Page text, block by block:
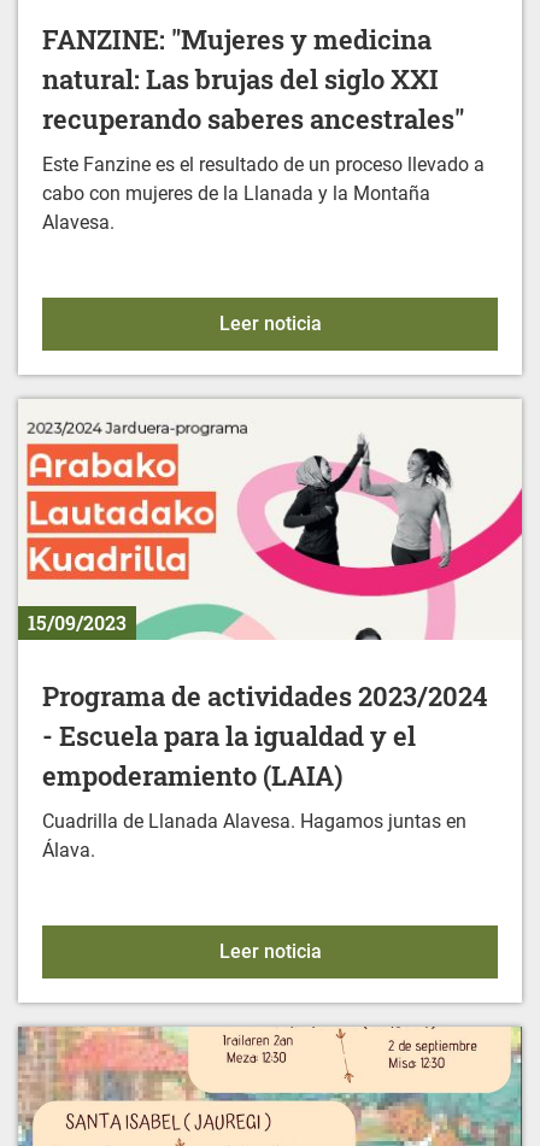
FANZINE: "Mujeres y medicina
natural: Las brujas del siglo XXI
recuperando saberes ancestrales"
Este Fanzine es el resultado de un proceso llevado a
cabo con mujeres de la Llanada y la Montaña
Alavesa.
Leer noticiaFANZINE: "Mujeres y
15/09/2023
Programa de actividades 2023/2024
- Escuela para la igualdad y el
empoderamiento (LAIA)
Cuadrilla de Llanada Alavesa. Hagamos juntas en
Álava.
Leer noticiaPrograma de